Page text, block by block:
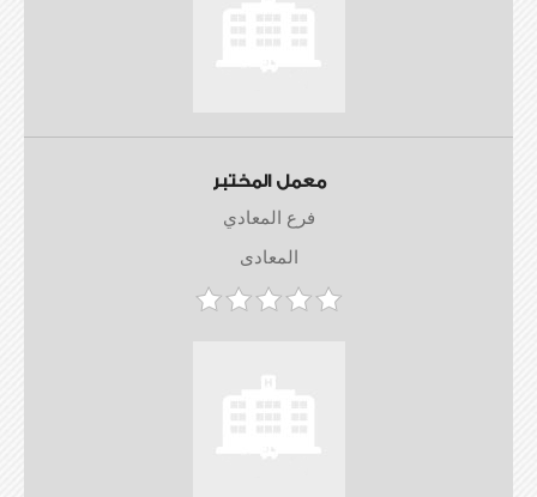
معمل المختبر
فرع المعادي
المعادى